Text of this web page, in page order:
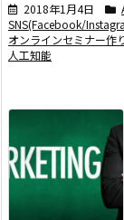
2018年1月4日
SNS(Facebook/
オンラインセミナー作
人工知能